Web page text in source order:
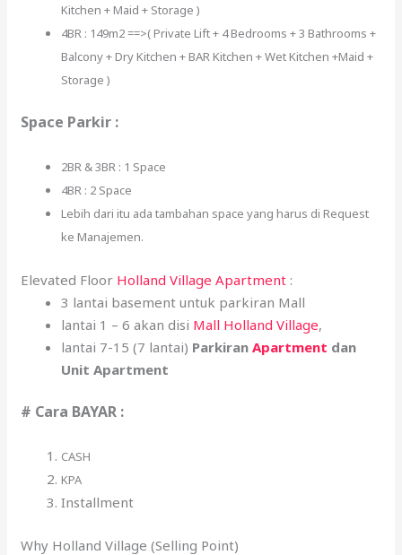
Kitchen + Maid + Storage )
4BR : 149m2 ==>( Private Lift + 4 Bedrooms + 3 Bathrooms +
Balcony + Dry Kitchen + BAR Kitchen + Wet Kitchen +Maid +
Storage )
Space Parkir :
2BR & 3BR : 1 Space
4BR : 2 Space
Lebih dari itu ada tambahan space yang harus di Request
ke Manajemen.
Elevated Floor Holland Village Apartment :
3 lantai basement untuk parkiran Mall
lantai 1 – 6 akan disi Mall Holland Village,
lantai 7-15 (7 lantai) ParkiranApartment dan
Unit Apartment
# Cara BAYAR :
CASH
KPA
Installment
Why Holland Village (Selling Point)